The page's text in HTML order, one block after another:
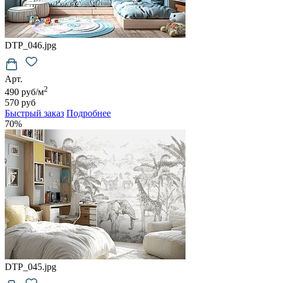
DTP_046.jpg
Арт.
490 руб/м2
570 руб
Быстрый заказ Подробнее
70%
DTP_045.jpg